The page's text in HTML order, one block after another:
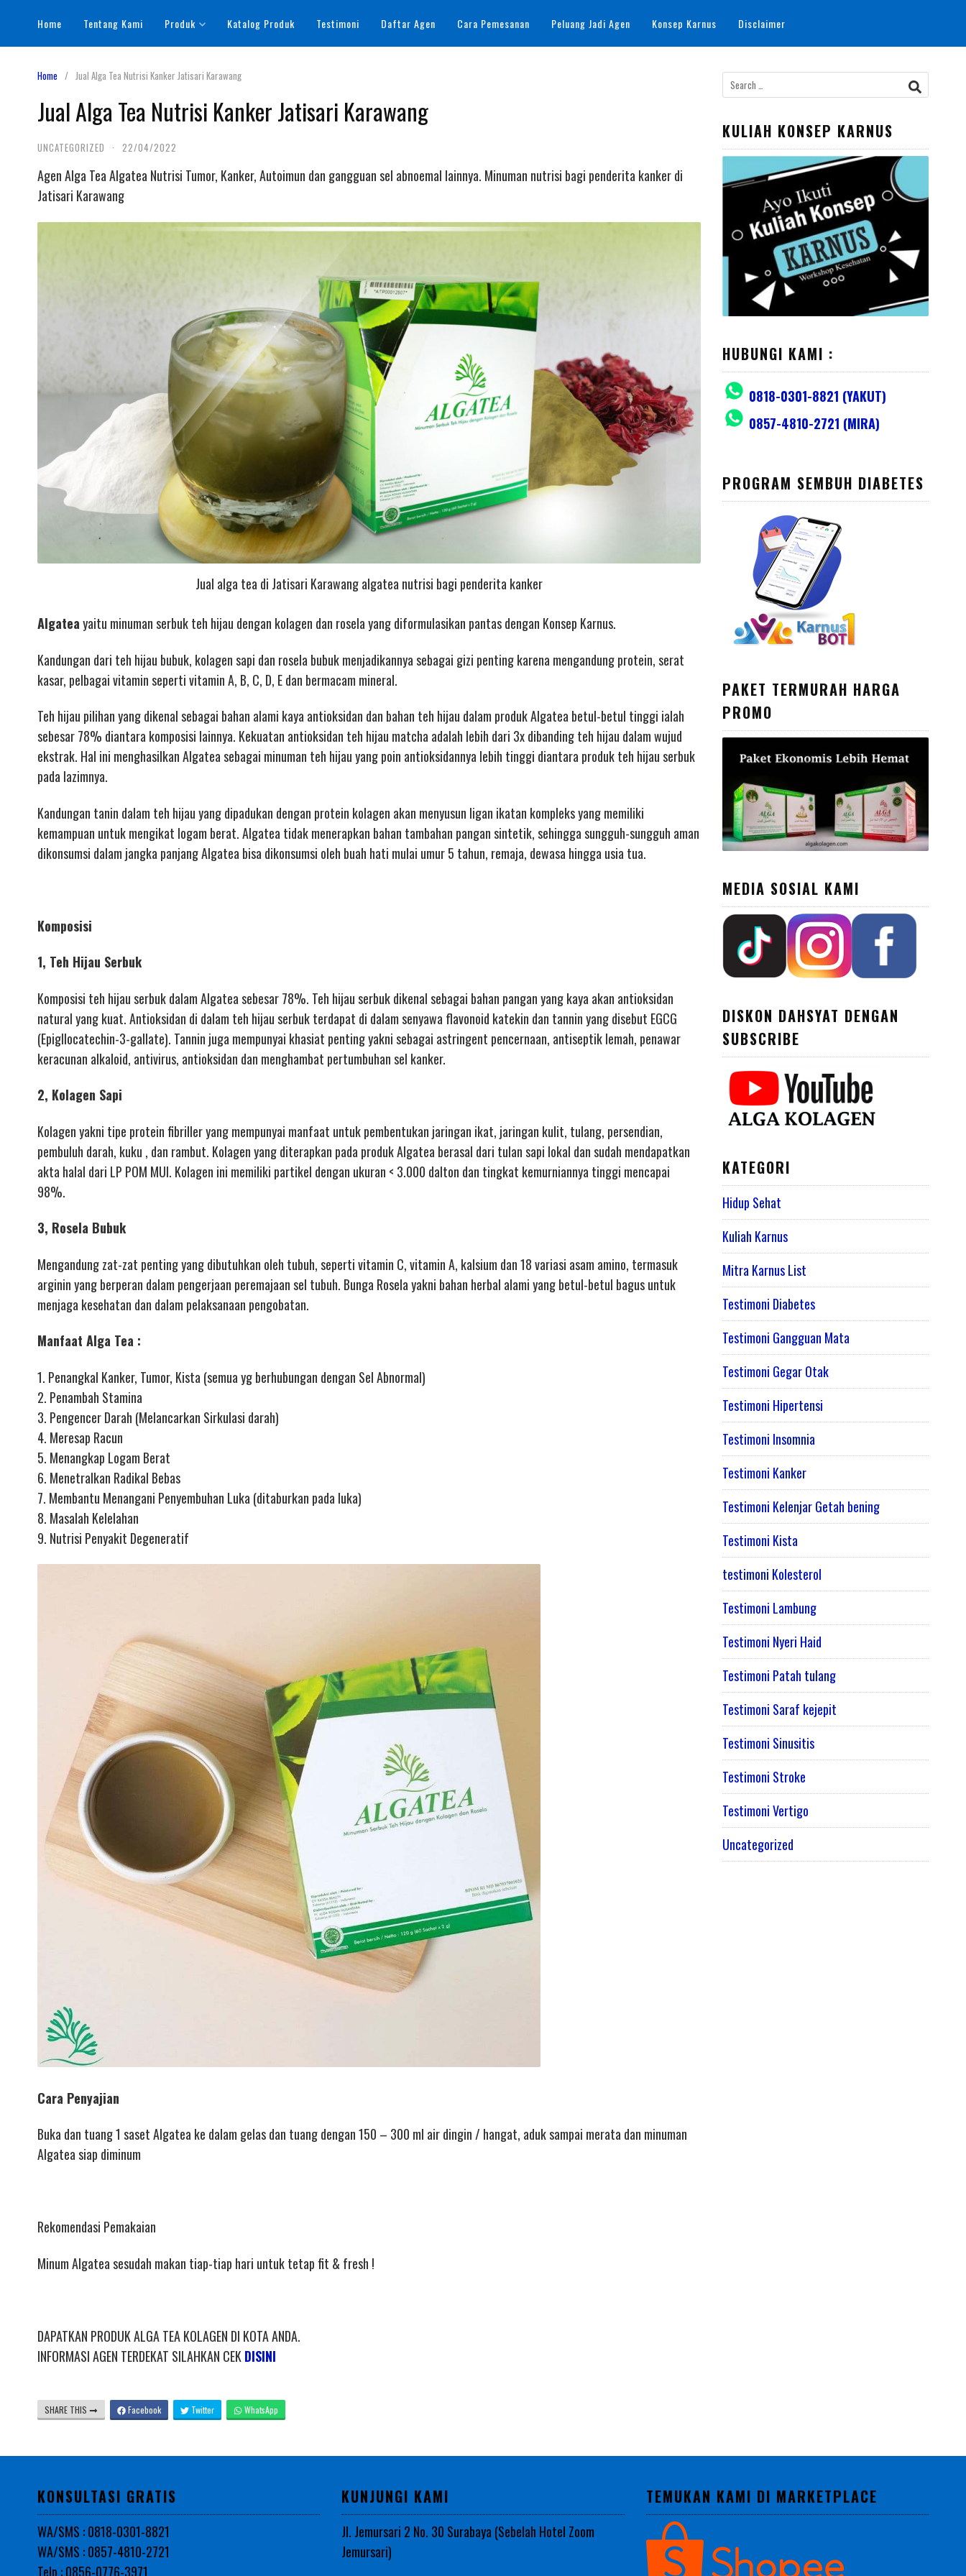
content
Home Tentang Kami Produk Katalog Produk Testimoni Daftar Agen Cara Pemesanan Peluang Jadi Agen Konsep Karnus Disclaimer
Home Jual Alga Tea Nutrisi Kanker Jatisari Karawang
Jual Alga Tea Nutrisi Kanker Jatisari Karawang
UNCATEGORIZED · 22/04/2022
Agen Alga Tea Algatea Nutrisi Tumor, Kanker, Autoimun dan gangguan sel abnoemal lainnya. Minuman nutrisi bagi penderita kanker di
Jatisari Karawang
Jual alga tea di Jatisari Karawang algatea nutrisi bagi penderita kanker
Algateayaitu minuman serbuk teh hijau dengan kolagen dan rosela yang diformulasikan pantas dengan Konsep Karnus.
Kandungan dari teh hijau bubuk, kolagen sapi dan rosela bubuk menjadikannya sebagai gizi penting karena mengandung protein, serat
kasar, pelbagai vitamin seperti vitamin A, B, C, D, E dan bermacam mineral.
Teh hijau pilihan yang dikenal sebagai bahan alami kaya antioksidan dan bahan teh hijau dalam produk Algatea betul-betul tinggi ialah
sebesar 78% diantara komposisi lainnya. Kekuatan antioksidan teh hijau matcha adalah lebih dari 3x dibanding teh hijau dalam wujud
ekstrak. Hal ini menghasilkan Algatea sebagai minuman teh hijau yang poin antioksidannya lebih tinggi diantara produk teh hijau serbuk
pada lazimnya.
Kandungan tanin dalam teh hijau yang dipadukan dengan protein kolagen akan menyusun ligan ikatan kompleks yang memiliki
kemampuan untuk mengikat logam berat. Algatea tidak menerapkan bahan tambahan pangan sintetik, sehingga sungguh-sungguh aman
dikonsumsi dalam jangka panjang Algatea bisa dikonsumsi oleh buah hati mulai umur 5 tahun, remaja, dewasa hingga usia tua.
Komposisi
1, Teh Hijau Serbuk
Komposisi teh hijau serbuk dalam Algatea sebesar 78%. Teh hijau serbuk dikenal sebagai bahan pangan yang kaya akan antioksidan
natural yang kuat. Antioksidan di dalam teh hijau serbuk terdapat di dalam senyawa flavonoid katekin dan tannin yang disebut EGCG
(Epigllocatechin-3-gallate). Tannin juga mempunyai khasiat penting yakni sebagai astringent pencernaan, antiseptik lemah, penawar
keracunan alkaloid, antivirus, antioksidan dan menghambat pertumbuhan sel kanker.
2, Kolagen Sapi
Kolagen yakni tipe protein fibriller yang mempunyai manfaat untuk pembentukan jaringan ikat, jaringan kulit, tulang, persendian,
pembuluh darah, kuku , dan rambut. Kolagen yang diterapkan pada produk Algatea berasal dari tulan sapi lokal dan sudah mendapatkan
akta halal dari LP POM MUI. Kolagen ini memiliki partikel dengan ukuran < 3.000 dalton dan tingkat kemurniannya tinggi mencapai
98%.
3, Rosela Bubuk
Mengandung zat-zat penting yang dibutuhkan oleh tubuh, seperti vitamin C, vitamin A, kalsium dan 18 variasi asam amino, termasuk
arginin yang berperan dalam pengerjaan peremajaan sel tubuh. Bunga Rosela yakni bahan herbal alami yang betul-betul bagus untuk
menjaga kesehatan dan dalam pelaksanaan pengobatan.
Manfaat Alga Tea :
1. Penangkal Kanker, Tumor, Kista (semua yg berhubungan dengan Sel Abnormal)
2. Penambah Stamina
3. Pengencer Darah (Melancarkan Sirkulasi darah)
4. Meresap Racun
5. Menangkap Logam Berat
6. Menetralkan Radikal Bebas
7. Membantu Menangani Penyembuhan Luka (ditaburkan pada luka)
8. Masalah Kelelahan
9. Nutrisi Penyakit Degeneratif
Cara Penyajian
Buka dan tuang 1 saset Algatea ke dalam gelas dan tuang dengan 150 – 300 ml air dingin / hangat, aduk sampai merata dan minuman
Algatea siap diminum
Rekomendasi Pemakaian
Minum Algatea sesudah makan tiap-tiap hari untuk tetap fit & fresh !
DAPATKAN PRODUK ALGA TEA KOLAGEN DI KOTA ANDA.
INFORMASI AGEN TERDEKAT SILAHKAN CEK DISINI
SHARE THIS Facebook Twitter WhatsApp
Search
for:
KULIAH KONSEP KARNUS
HUBUNGI KAMI :
0818-0301-8821 (YAKUT)
0857-4810-2721 (MIRA)
PROGRAM SEMBUH DIABETES
PAKET TERMURAH HARGA
PROMO
MEDIA SOSIAL KAMI
DISKON DAHSYAT DENGAN
SUBSCRIBE
KATEGORI
Hidup Sehat
Kuliah Karnus
Mitra Karnus List
Testimoni Diabetes
Testimoni Gangguan Mata
Testimoni Gegar Otak
Testimoni Hipertensi
Testimoni Insomnia
Testimoni Kanker
Testimoni Kelenjar Getah bening
Testimoni Kista
testimoni Kolesterol
Testimoni Lambung
Testimoni Nyeri Haid
Testimoni Patah tulang
Testimoni Saraf kejepit
Testimoni Sinusitis
Testimoni Stroke
Testimoni Vertigo
Uncategorized
KONSULTASI GRATIS
WA/SMS : 0818-0301-8821
WA/SMS : 0857-4810-2721
Telp : 0856-0776-3971
KUNJUNGI KAMI
Jl. Jemursari 2 No. 30 Surabaya (Sebelah Hotel Zoom
Jemursari)
TEMUKAN KAMI DI MARKETPLACE